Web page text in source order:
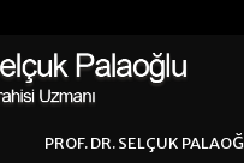
PROF. DR. SELÇUK